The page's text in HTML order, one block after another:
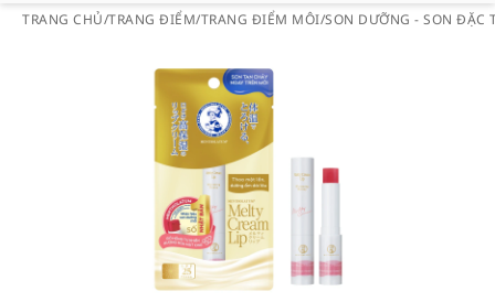
TRANG CHỦ/TRANG ĐIỂM/TRANG ĐIỂM MÔI/SON DƯỠNG - SON ĐẶC